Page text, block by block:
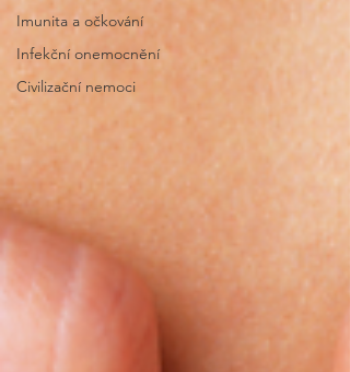
Imunita a očkování
Infekční onemocnění
Civilizační nemoci